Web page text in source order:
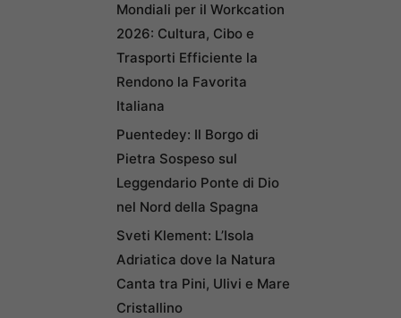
Mondiali per il Workcation
2026: Cultura, Cibo e
Trasporti Efficiente la
Rendono la Favorita
Italiana
Puentedey: Il Borgo di
Pietra Sospeso sul
Leggendario Ponte di Dio
nel Nord della Spagna
Sveti Klement: L’Isola
Adriatica dove la Natura
Canta tra Pini, Ulivi e Mare
Cristallino